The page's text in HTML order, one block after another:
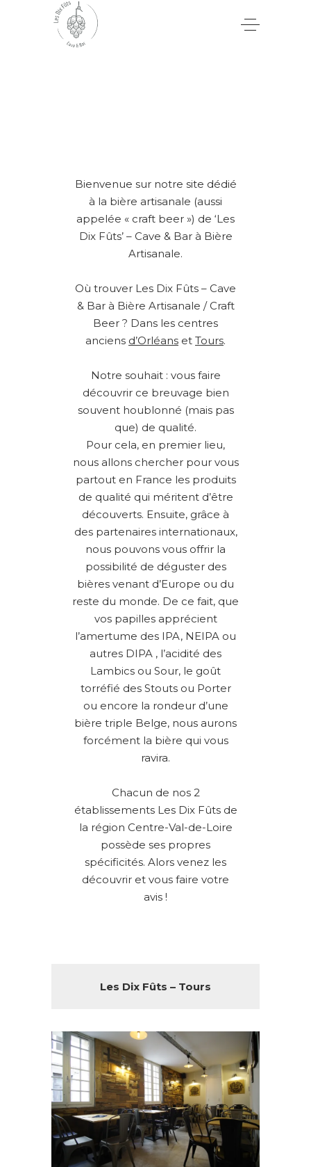
Bienvenue sur notre site dédié
à la bière artisanale (aussi
appelée « craft beer ») de ‘Les
Dix Fûts’ – Cave & Bar à Bière
Artisanale.
Où trouver Les Dix Fûts – Cave
& Bar à Bière Artisanale / Craft
Beer ? Dans les centres
anciens d’Orléans et Tours.
Notre souhait : vous faire
découvrir ce breuvage bien
souvent houblonné (mais pas
que) de qualité.
Pour cela, en premier lieu,
nous allons chercher pour vous
partout en France les produits
de qualité qui méritent d’être
découverts. Ensuite, grâce à
des partenaires internationaux,
nous pouvons vous offrir la
possibilité de déguster des
bières venant d’Europe ou du
reste du monde. De ce fait, que
vos papilles apprécient
l’amertume des IPA, NEIPA ou
autres DIPA , l’acidité des
Lambics ou Sour, le goût
torréfié des Stouts ou Porter
ou encore la rondeur d’une
bière triple Belge, nous aurons
forcément la bière qui vous
ravira.
Chacun de nos 2
établissements Les Dix Fûts de
la région Centre-Val-de-Loire
possède ses propres
spécificités. Alors venez les
découvrir et vous faire votre
avis !
Les Dix Fûts – Tours